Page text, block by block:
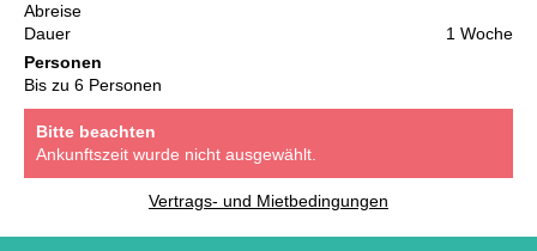
Abreise
Dauer
1 Woche
Personen
Bis zu 6 Personen
Bitte beachten
Ankunftszeit wurde nicht ausgewählt.
Vertrags- und Mietbedingungen